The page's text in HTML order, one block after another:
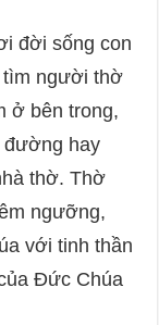
đời sống con
tìm người thờ
ở bên trong,
đường hay
thờ. Thờ
ngưỡng,
với tinh thần
Đức Chúa